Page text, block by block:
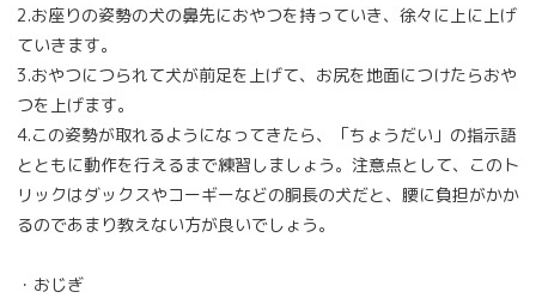
2.お座りの姿勢の犬の鼻先におやつを持っていき、徐々に上に上げ
ていきます。
3.おやつにつられて犬が前足を上げて、お尻を地面につけたらおや
つを上げます。
4.この姿勢が取れるようになってきたら、「ちょうだい」の指示語
とともに動作を行えるまで練習しましょう。注意点として、このト
リックはダックスやコーギーなどの胴長の犬だと、腰に負担がかか
るのであまり教えない方が良いでしょう。
・おじぎ